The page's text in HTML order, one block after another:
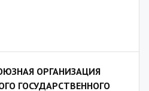
ОРГАНИЗАЦИЯ
ГОСУДАРСТВЕННОГО